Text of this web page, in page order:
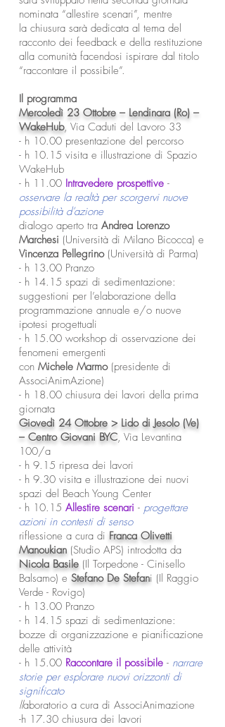
nominata “allestire scenari”, mentre
la chiusura sarà dedicata al tema del
racconto dei feedback e della restituzione
alla comunità facendosi ispirare dal titolo
“raccontare il possibile”.
Il programma
Mercoledì 23 Ottobre – Lendinara (Ro) –
WakeHub, Via Caduti del Lavoro 33
- h 10.00 presentazione del percorso
- h 10.15 visita e illustrazione di Spazio
WakeHub
- h 11.00 Intravedere prospettive -
osservare la realtà per scorgervi nuove
possibilità d’azione
dialogo aperto tra Andrea Lorenzo
Marchesi (Università di Milano Bicocca) e
Vincenza Pellegrino(Università di Parma)
- h 13.00 Pranzo
- h 14.15 spazi di sedimentazione:
suggestioni per l’elaborazione della
programmazione annuale e/o nuove
ipotesi progettuali
- h 15.00 workshop di osservazione dei
fenomeni emergenti
con Michele Marmo(presidente di
AssociAnimAzione)
- h 18.00 chiusura dei lavori della prima
giornata
Giovedì 24 Ottobre > Lido di Jesolo (Ve)
– Centro Giovani BYC, Via Levantina
100/a
- h 9.15 ripresa dei lavori
- h 9.30 visita e illustrazione dei nuovi
spazi del Beach Young Center
- h 10.15 Allestire scenari - progettare
azioni in contesti di senso
riflessione a cura di Franca Olivetti
Manoukian (Studio APS) introdotta da
Nicola Basile (Il Torpedone - Cinisello
Balsamo) e Stefano De Stefani (Il Raggio
Verde - Rovigo)
- h 13.00 Pranzo
- h 14.15 spazi di sedimentazione:
bozze di organizzazione e pianificazione
delle attività
- h 15.00 Raccontare il possibile - narrare
storie per esplorare nuovi orizzonti di
significato
llaboratorio a cura di AssociAnimazione
-h 17.30 chiusura dei lavori